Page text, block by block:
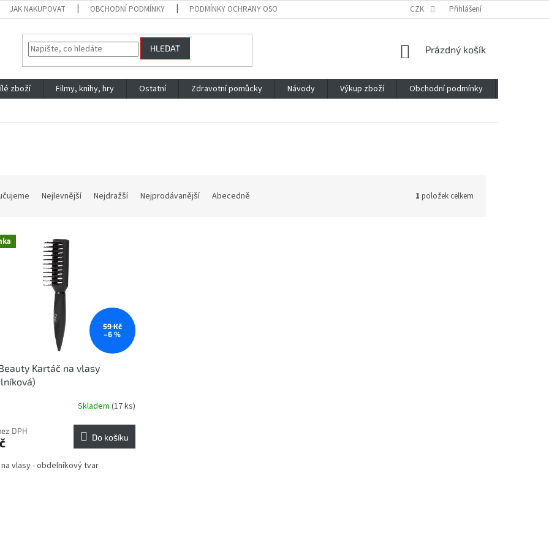
JAK NAKUPOVAT OBCHODNÍ PODMÍNKY PODMÍNKY OCHRANY OSOBNÍCH ÚDAJŮ CZK Přihlášení
HLEDAT
NÁKUPNÍ
Prázdný košík
zboží Filmy, knihy, hry Ostatní Zdravotní pomůcky Návody Výkup zboží Obchodní podmínky
Nejlevnější Nejdražší Nejprodávanější Abecedně 1 položek celkem
59 Kč
–6 %
Kartáč na vlasy
Skladem (17 ks)
DPH
Do košíku
vlasy - obdelníkový tvar